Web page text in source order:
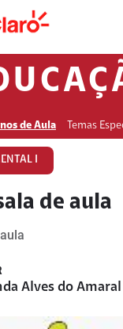
de Aula Temas
I
de aula
Alves do Amaral